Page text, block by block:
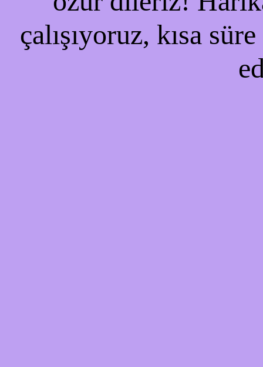
çalışıyoruz, kısa